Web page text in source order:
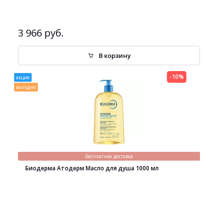
3 966 руб.
В корзину
акция
выгодно
Бесплатная доставка
Биодерма Атодерм Масло для душа 1000 мл
-10%